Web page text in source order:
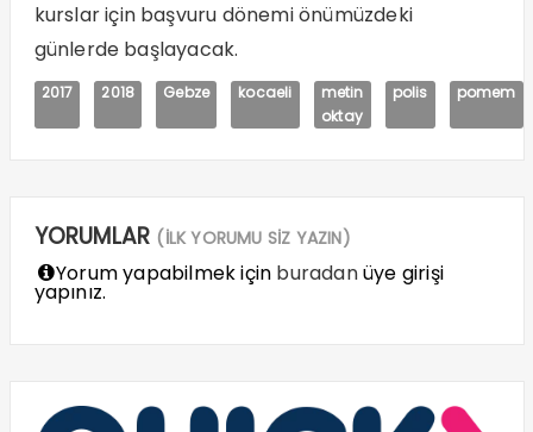
kurslar için başvuru dönemi önümüzdeki
günlerde başlayacak.
2017 2018 Gebze kocaeli
metin
oktay
polis pomem
YORUMLAR (İLK YORUMU SİZ YAZIN)
Yorum yapabilmek için buradanüye girişi
yapınız.